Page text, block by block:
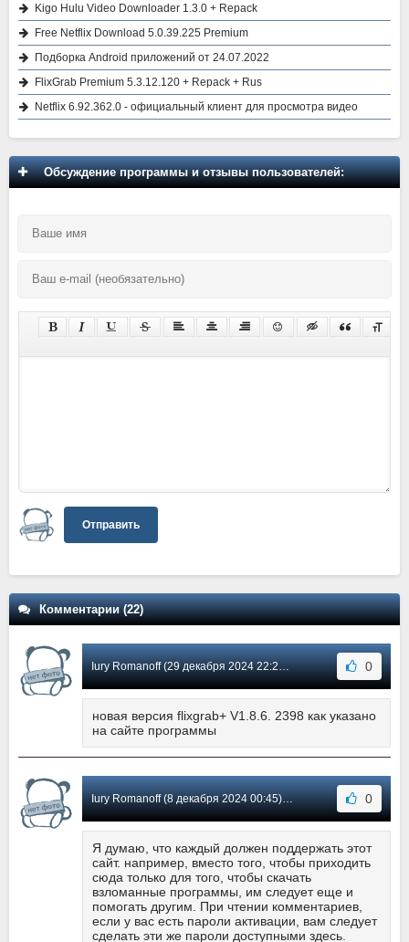
Kigo Hulu Video Downloader 1.3.0 + Repack
Free Netflix Download 5.0.39.225 Premium
Подборка Android приложений от 24.07.2022
FlixGrab Premium 5.3.12.120 + Repack + Rus
Netflix 6.92.362.0 - официальный клиент для просмотра видео
Обсуждение программы и отзывы пользователей:
Отправить
Комментарии (22)
Iury Romanoff (29 декабря 2024 22:24) Сообщение #21 0
новая версия flixgrab+ V1.8.6. 2398 как указано
на сайте программы
Iury Romanoff (8 декабря 2024 00:45) Сообщение #20 0
Я думаю, что каждый должен поддержать этот
сайт. например, вместо того, чтобы приходить
сюда только для того, чтобы скачать
взломанные программы, им следует еще и
помогать другим. При чтении комментариев,
если у вас есть пароли активации, вам следует
сделать эти же пароли доступными здесь.